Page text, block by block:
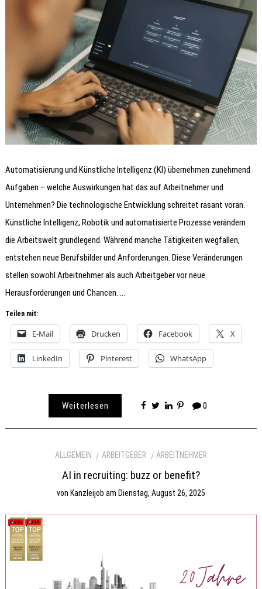
Automatisierung und Künstliche Intelligenz (KI) übernehmen zunehmend
Aufgaben – welche Auswirkungen hat das auf Arbeitnehmer und
Unternehmen? Die technologische Entwicklung schreitet rasant voran.
Künstliche Intelligenz, Robotik und automatisierte Prozesse verändern
die Arbeitswelt grundlegend. Während manche Tätigkeiten wegfallen,
entstehen neue Berufsbilder und Anforderungen. Diese Veränderungen
stellen sowohl Arbeitnehmer als auch Arbeitgeber vor neue
Herausforderungen und Chancen. …
Teilen mit:
E-Mail Drucken Facebook X
LinkedIn Pinterest WhatsApp
Weiterlesen 0
ALLGEMEIN ARBEITGEBER ARBEITNEHMER
AI in recruiting: buzz or benefit?
von Kanzleijob am Dienstag, August 26, 2025